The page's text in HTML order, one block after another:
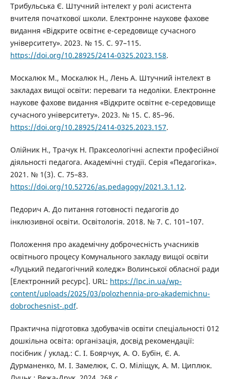
Трибульська Є. Штучний інтелект у ролі асистента
вчителя початкової школи. Електронне наукове фахове
видання «Відкрите освітнє е-середовище сучасного
університету». 2023. № 15. С. 97–115.
https://doi.org/10.28925/2414-0325.2023.158.
Москалюк М., Москалюк Н., Лень А. Штучний інтелект в
закладах вищої освіти: переваги та недоліки. Електронне
наукове фахове видання «Відкрите освітнє е-середовище
сучасного університету». 2023. № 15. С. 85–96.
https://doi.org/10.28925/2414-0325.2023.157.
Олійник Н., Трачук Н. Праксеологічні аспекти професійної
діяльності педагога. Академічні студії. Серія «Педагогіка».
2021. № 1(3). С. 75–83.
https://doi.org/10.52726/as.pedagogy/2021.3.1.12.
Педорич А. До питання готовності педагогів до
інклюзивної освіти. Освітологія. 2018. № 7. С. 101–107.
Положення про академічну доброчесність учасників
освітнього процесу Комунального закладу вищої освіти
«Луцький педагогічний коледж» Волинської обласної ради
[Електронний ресурс]. URL: https://lpc.in.ua/wp-
content/uploads/2025/03/polozhennia-pro-akademichnu-
dobrochesnist-.pdf.
Практична підготовка здобувачів освіти спеціальності 012
дошкільна освіта: організація, досвід рекомендації:
посібник / уклад.: С. І. Боярчук, А. О. Бубін, Є. А.
Дурманенко, М. І. Замелюк, С. О. Міліщук, А. М. Циплюк.